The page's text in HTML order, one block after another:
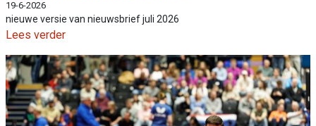
19-6-2026
nieuwe versie van nieuwsbrief juli 2026
Lees verder